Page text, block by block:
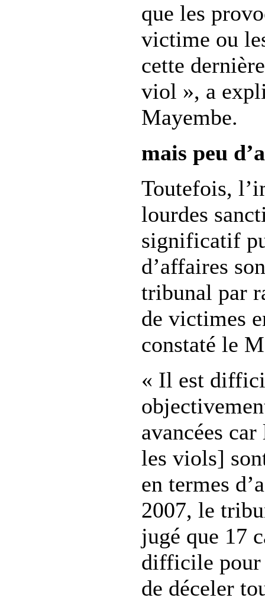
que les
victime ou
cette
viol », a
Mayembe.
mais peu
Toutefois,
lourdes
significatif
d’affaires
tribunal par
de victimes
constaté le
« Il est
avancées
les viols]
en termes
2007, le
jugé que 17
difficile
de déceler